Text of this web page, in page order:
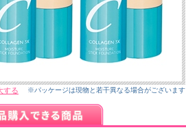
する ※パッケージは現物と若干異なる場合がございます